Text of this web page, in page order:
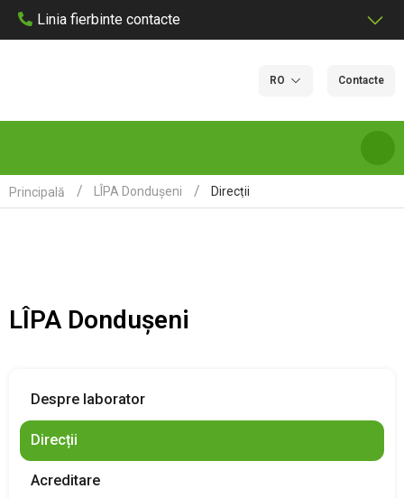
Linia fierbinte contacte
RO Contacte
DESPRE NOI
LABORATOARE
Principală LÎPA Dondușeni Direcții
LÎPA Dondușeni
Despre laborator
Direcții
Acreditare